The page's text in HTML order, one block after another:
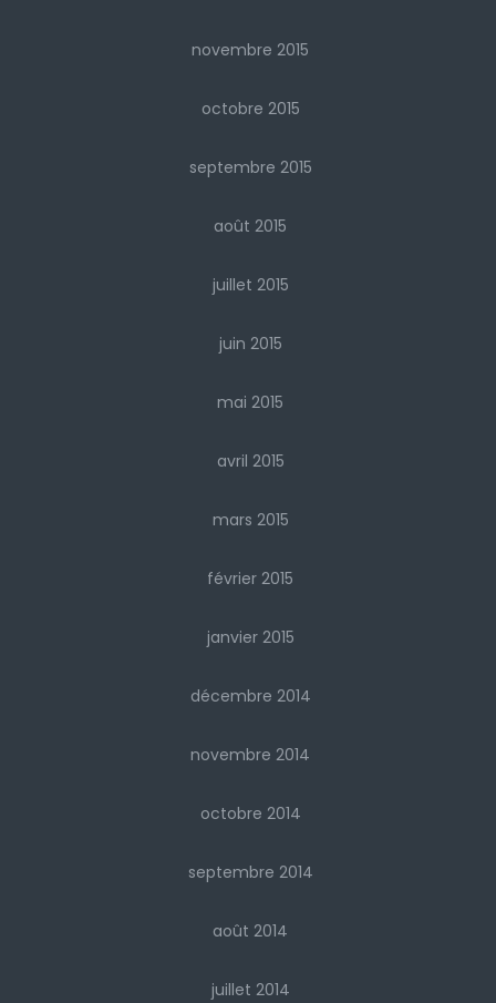
novembre 2015
octobre 2015
septembre 2015
août 2015
juillet 2015
juin 2015
mai 2015
avril 2015
mars 2015
février 2015
janvier 2015
décembre 2014
novembre 2014
octobre 2014
septembre 2014
août 2014
juillet 2014